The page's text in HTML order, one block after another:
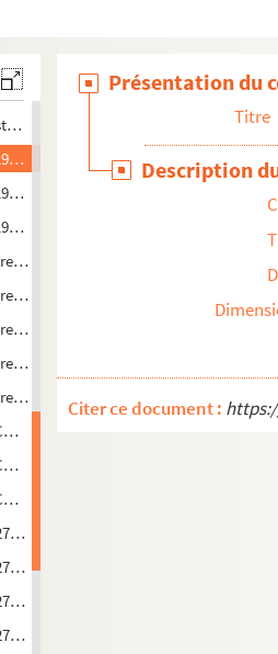
Militaire en pied
Wilhem. Homme debout à mi-corps,
dans un ovale
Femme en buste, dans un ovale
Enfant assis sur une chaise
Gustave Courbet en train de peindre
Bébé
Jeune Femme en buste
Bébé
2 enfants (tête)
Enfant debout, en marinière
Femme en buste
Jeune garçon en buste
Jeune garçon en buste
1899). Bébé assis
1899). Fillette debout, adossée à un
1899). Bébé assis
1899). 2 fillettes
Présentation du
Titre
Description
Citer ce document :